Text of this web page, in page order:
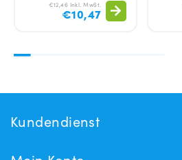
€12,46 Inkl. MwSt.
€10,47
Kundendienst